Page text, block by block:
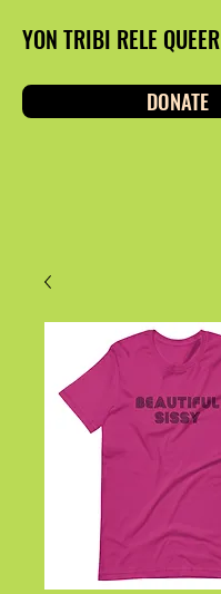
YON TRIBI RELE QUEER
DONATE